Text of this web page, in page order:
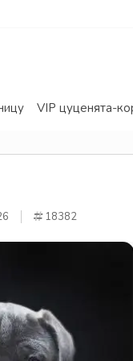
VIP цуценята-
18382